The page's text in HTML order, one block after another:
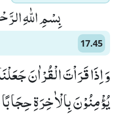
بِسْمِ اللّٰهِ
17.45
وَ اِذَا قَرَاْتَ الْقُرْاٰنَ
یُؤْمِنُوْنَ بِالْاٰخِرَةِ حِجَابًا